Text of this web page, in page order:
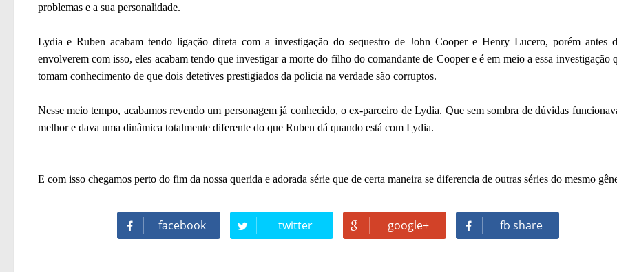
problemas e a sua personalidade.
Lydia e Ruben acabam tendo ligação direta com a investigação do sequestro de John Cooper e Henry Lucero, porém antes
envolverem com isso, eles acabam tendo que investigar a morte do filho do comandante de Cooper e é em meio a essa investigação
tomam conhecimento de que dois detetives prestigiados da policia na verdade são corruptos.
Nesse meio tempo, acabamos revendo um personagem já conhecido, o ex-parceiro de Lydia. Que sem sombra de dúvidas
melhor e dava uma dinâmica totalmente diferente do que Ruben dá quando está com Lydia.
E com isso chegamos perto do fim da nossa querida e adorada série que de certa maneira se diferencia de outras séries do mesmo
facebook twitter google+ fb share